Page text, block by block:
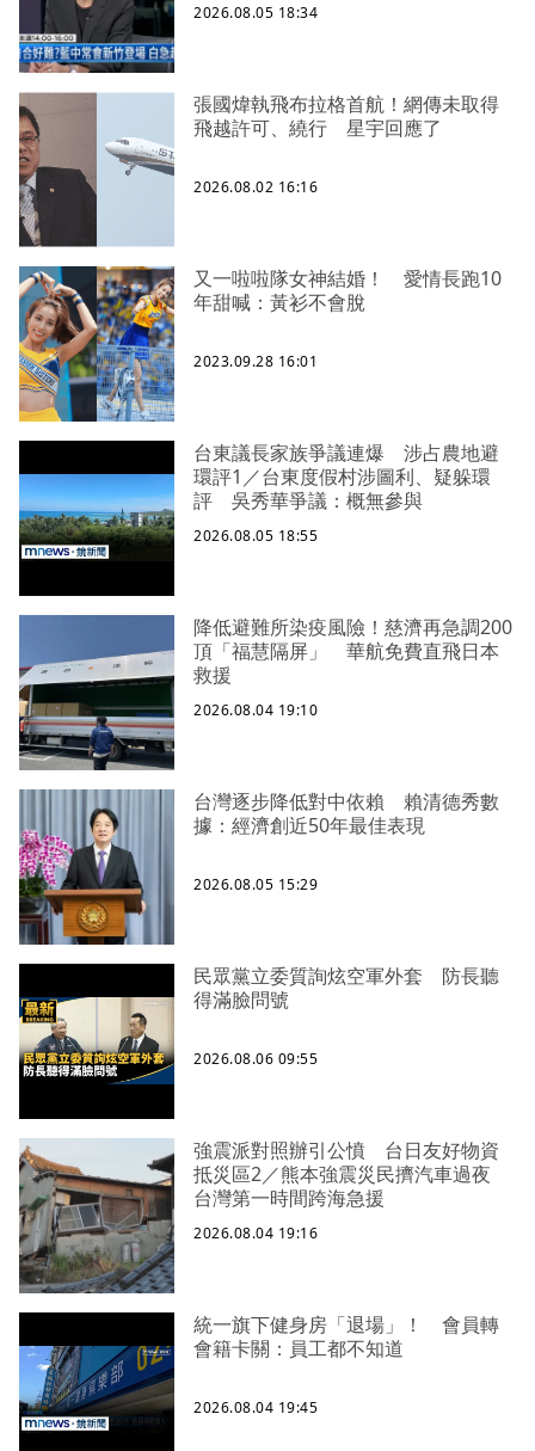
2026.08.05 18:34
張國煒執飛布拉格首航！網傳未取得
飛越許可、繞行 星宇回應了
2026.08.02 16:16
又一啦啦隊女神結婚！ 愛情長跑10
年甜喊：黃衫不會脫
2023.09.28 16:01
台東議長家族爭議連爆 涉占農地避
環評1／台東度假村涉圖利、疑躲環
評 吳秀華爭議：概無參與
2026.08.05 18:55
降低避難所染疫風險！慈濟再急調200
頂「福慧隔屏」 華航免費直飛日本
救援
2026.08.04 19:10
台灣逐步降低對中依賴 賴清德秀數
據：經濟創近50年最佳表現
2026.08.05 15:29
民眾黨立委質詢炫空軍外套 防長聽
得滿臉問號
2026.08.06 09:55
強震派對照辦引公憤 台日友好物資
抵災區2／熊本強震災民擠汽車過夜
台灣第一時間跨海急援
2026.08.04 19:16
統一旗下健身房「退場」！ 會員轉
會籍卡關：員工都不知道
2026.08.04 19:45